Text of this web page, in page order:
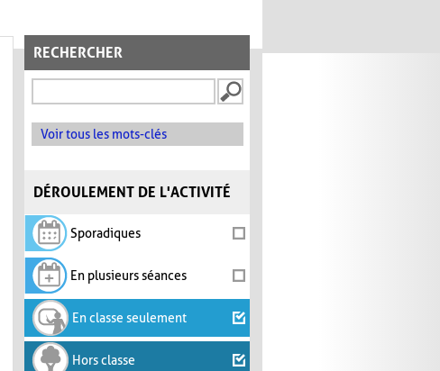
RECHERCHER
Voir tous les mots-clés
DÉROULEMENT DE L'ACTIVITÉ
Sporadiques
En plusieurs séances
En classe seulement
Hors classe